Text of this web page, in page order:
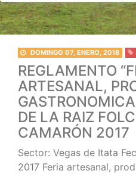
DOMINGO 07, ENERO, 2018
REGLAMENTO
ARTESANAL,
DE LA RAIZ
CAMARÓN 2017
Sector: Vegas de Itata
2017 Feria artesanal,